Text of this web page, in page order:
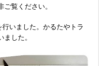
ご覧ください。
いました。かるたやトラ
した。